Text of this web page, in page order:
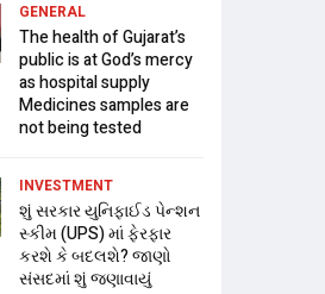
GENERAL
The health of Gujarat’s
public is at God’s mercy
as hospital supply
Medicines samples are
not being tested
INVESTMENT
શું સરકાર યુનિફાઈડ પેન્શન
સ્કીમ (UPS) માં ફેરફાર
કરશે કે બદલશે? જાણો
સંસદમાં શું જણાવાયું